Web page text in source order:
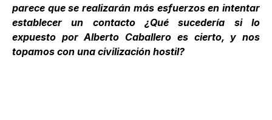
parece que se realizarán más esfuerzos en intentar
establecer un contacto ¿Qué sucedería si lo
expuesto por Alberto Caballero es cierto, y nos
topamos con una civilización hostil?